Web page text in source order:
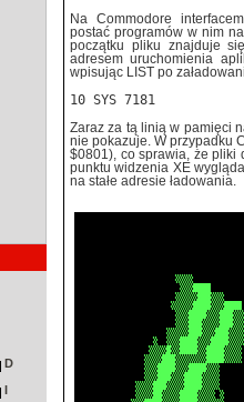
D
I
Na Commodore
postać programów w nim
początku pliku znajduje
adresem uruchomienia
wpisując LIST po
10 SYS 7181
Zaraz za tą linią w pamięci
nie pokazuje. W przypadku
$0801), co sprawia, że pliki
punktu widzenia XE
na stałe adresie ładowania.